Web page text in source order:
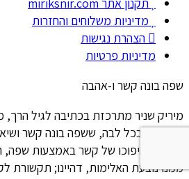
תקנון אתר miriksnir.com
מדיניות משלוחים והחזרות
הצהרת נגישות
מדיניות פרטיות
שפה בונה קשר ו-אהבה
מיריק שניר מתרכזת בכתיבה לגיל הרך,
ומאמינה בכל לבה, ששפה בונה קשר
האהבה. היפוכו של קשר באמצעות
ממנו נובעת האלימות, דהיינו; תקשורת